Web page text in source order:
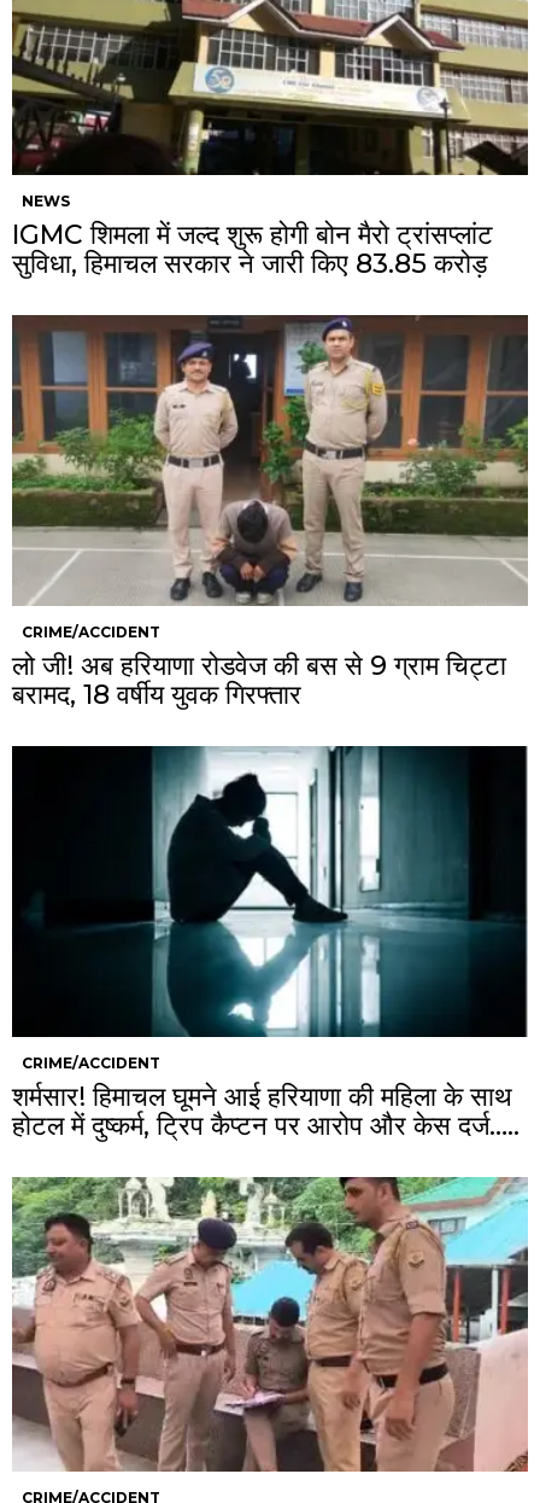
NEWS
IGMC शिमला में जल्द शुरू होगी बोन मैरो ट्रांसप्लांट
सुविधा, हिमाचल सरकार ने जारी किए ₹83.85 करोड़
CRIME/ACCIDENT
लो जी! अब हरियाणा रोडवेज की बस से 9 ग्राम चिट्टा
बरामद, 18 वर्षीय युवक गिरफ्तार
CRIME/ACCIDENT
शर्मसार! हिमाचल घूमने आई हरियाणा की महिला के साथ
होटल में दुष्कर्म, ट्रिप कैप्टन पर आरोप और केस दर्ज…..
CRIME/ACCIDENT